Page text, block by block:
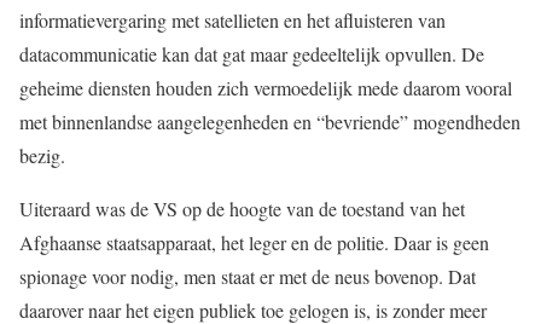
informatievergaring met satellieten en het afluisteren van
datacommunicatie kan dat gat maar gedeeltelijk opvullen. De
geheime diensten houden zich vermoedelijk mede daarom vooral
met binnenlandse aangelegenheden en “bevriende” mogendheden
bezig.
Uiteraard was de VS op de hoogte van de toestand van het
Afghaanse staatsapparaat, het leger en de politie. Daar is geen
spionage voor nodig, men staat er met de neus bovenop. Dat
daarover naar het eigen publiek toe gelogen is, is zonder meer